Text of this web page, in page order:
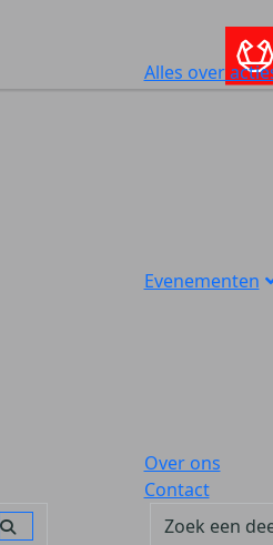
Alles over
Evenementen
Over ons
Contact